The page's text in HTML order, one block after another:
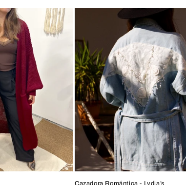
Cazadora Romántica - Lydia’s